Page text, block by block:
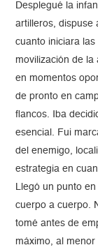
Desplegué la
artilleros, dispuse
cuanto iniciara
movilización de
en momentos
de pronto en
flancos. Iba
esencial. Fui
del enemigo,
estrategia en
Llegó un punto
cuerpo a cuerpo.
tomé antes de
máximo, al